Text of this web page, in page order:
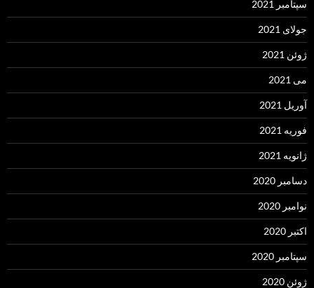
سپتامبر 2021
جولای 2021
ژوئن 2021
می 2021
آوریل 2021
فوریه 2021
ژانویه 2021
دسامبر 2020
نوامبر 2020
اکتبر 2020
سپتامبر 2020
ژوئن 2020